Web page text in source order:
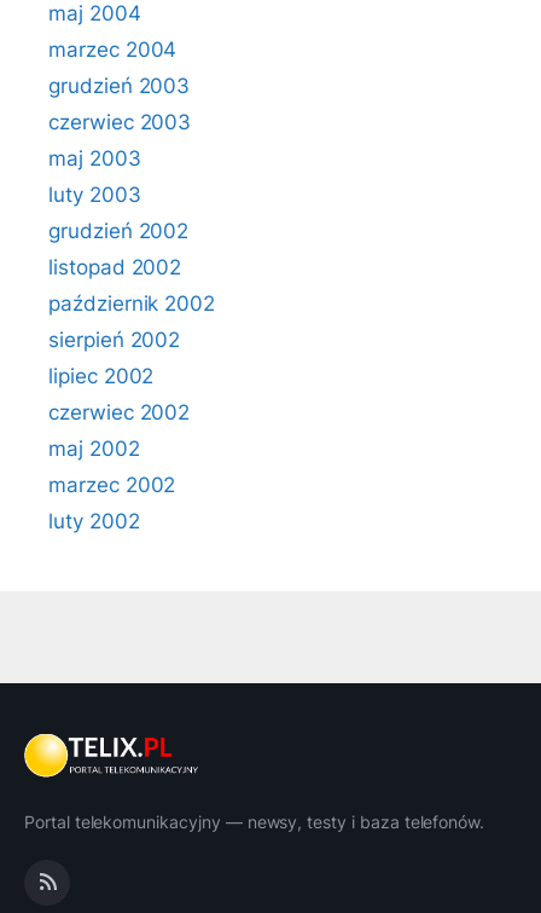
maj 2004
marzec 2004
grudzień 2003
czerwiec 2003
maj 2003
luty 2003
grudzień 2002
listopad 2002
październik 2002
sierpień 2002
lipiec 2002
czerwiec 2002
maj 2002
marzec 2002
luty 2002
Portal telekomunikacyjny — newsy, testy i baza telefonów.